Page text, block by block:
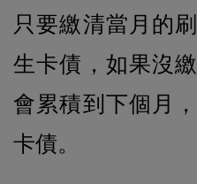
只要繳清當月的
生卡債，如果沒
會累積到下個月
卡債。